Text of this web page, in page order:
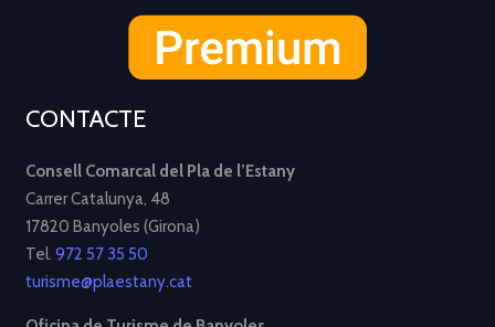
CONTACTE
Consell Comarcal del Pla de l’Estany
Carrer Catalunya, 48
17820 Banyoles (Girona)
Tel. 972 57 35 50
turisme@plaestany.cat